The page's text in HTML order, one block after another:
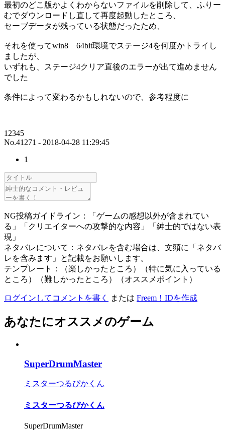
最初のどこ版かよくわからないファイルを削除して、ふりー
むでダウンロードし直して再度起動したところ、
セーブデータが残っている状態だったため、
それを使ってwin8 64bit環境でステージ4を何度かトライし
ましたが、
いずれも、ステージ4クリア直後のエラーが出て進めません
でした
条件によって変わるかもしれないので、参考程度に
12345
No.41271 - 2018-04-28 11:29:45
1
NG投稿ガイドライン：「ゲームの感想以外が含まれてい
る」「クリエイターへの攻撃的な内容」「紳士的ではない表
現」
ネタバレについて：ネタバレを含む場合は、文頭に「ネタバ
レを含みます」と記載をお願いします。
テンプレート：（楽しかったところ）（特に気に入っている
ところ）（難しかったところ）（オススメポイント）
ログインしてコメントを書く または Freem！IDを作成
あなたにオススメのゲーム
SuperDrumMaster
ミスターつるぴかくん
ミスターつるぴかくん
SuperDrumMaster